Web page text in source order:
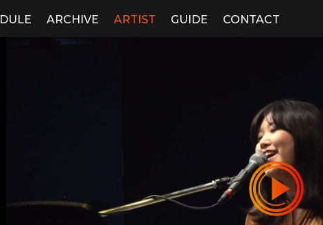
ARCHIVE ARTIST GUIDE CONTACT